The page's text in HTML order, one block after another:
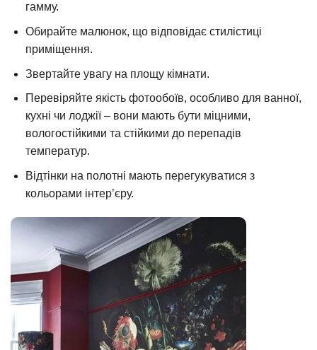
гамму.
Обирайте малюнок, що відповідає стилістиці
приміщення.
Звертайте увагу на площу кімнати.
Перевіряйте якість фотообоїв, особливо для ванної,
кухні чи лоджії – вони мають бути міцними,
вологостійкими та стійкими до перепадів
температур.
Відтінки на полотні мають перегукуватися з
кольорами інтер’єру.